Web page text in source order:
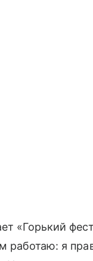
«Горький
работаю: я